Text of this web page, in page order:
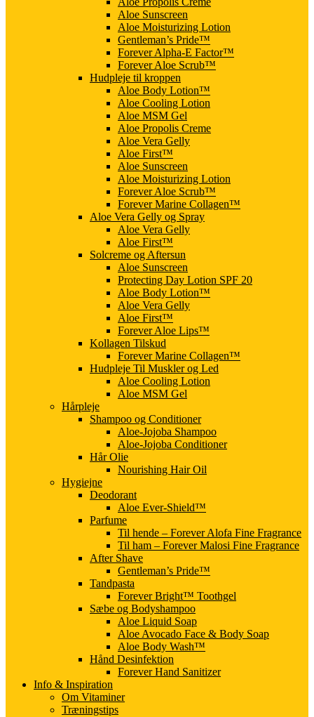
Aloe Sunscreen
Aloe Moisturizing Lotion
Gentleman’s Pride™
Forever Alpha-E Factor™
Forever Aloe Scrub™
Hudpleje til kroppen
Aloe Body Lotion™
Aloe Cooling Lotion
Aloe MSM Gel
Aloe Propolis Creme
Aloe Vera Gelly
Aloe First™
Aloe Sunscreen
Aloe Moisturizing Lotion
Forever Aloe Scrub™
Forever Marine Collagen™
Aloe Vera Gelly og Spray
Aloe Vera Gelly
Aloe First™
Solcreme og Aftersun
Aloe Sunscreen
Protecting Day Lotion SPF 20
Aloe Body Lotion™
Aloe Vera Gelly
Aloe First™
Forever Aloe Lips™
Kollagen Tilskud
Forever Marine Collagen™
Hudpleje Til Muskler og Led
Aloe Cooling Lotion
Aloe MSM Gel
Hårpleje
Shampoo og Conditioner
Aloe-Jojoba Shampoo
Aloe-Jojoba Conditioner
Hår Olie
Nourishing Hair Oil
Hygiejne
Deodorant
Aloe Ever-Shield™
Parfume
Til hende – Forever Alofa Fine Fragrance
Til ham – Forever Malosi Fine Fragrance
After Shave
Gentleman’s Pride™
Tandpasta
Forever Bright™ Toothgel
Sæbe og Bodyshampoo
Aloe Liquid Soap
Aloe Avocado Face & Body Soap
Aloe Body Wash™
Hånd Desinfektion
Forever Hand Sanitizer
Info & Inspiration
Om Vitaminer
Træningstips